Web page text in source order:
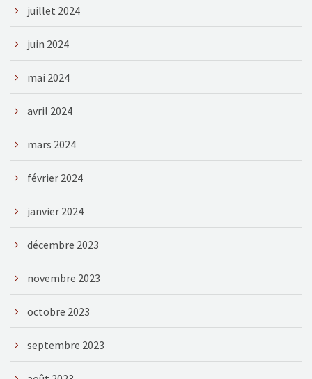
juillet 2024
juin 2024
mai 2024
avril 2024
mars 2024
février 2024
janvier 2024
décembre 2023
novembre 2023
octobre 2023
septembre 2023